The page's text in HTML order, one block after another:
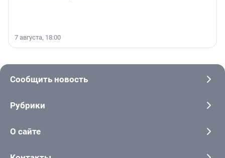
7 августа, 18:00
Сообщить новость
Рубрики
О сайте